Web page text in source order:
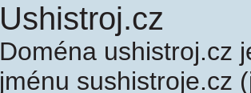
Ushistroj.cz
Doména ushistroj.cz
jménu sushistroje.cz